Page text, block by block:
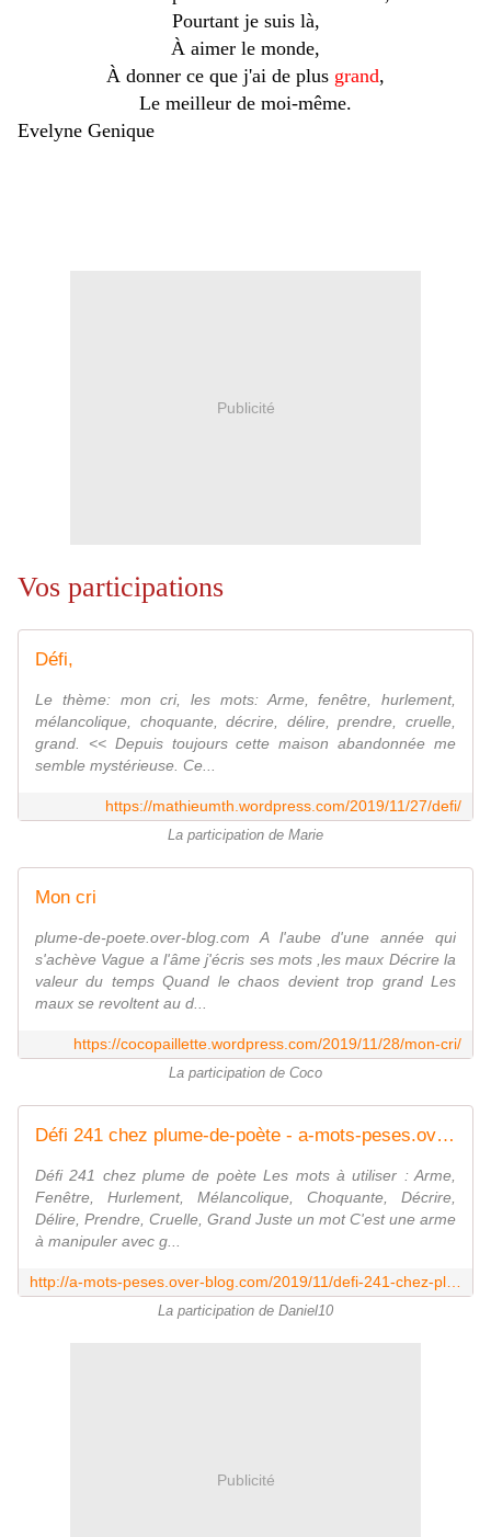
Pourtant je suis là,
À aimer le monde,
À donner ce que j'ai de plus grand,
Le meilleur de moi-même.
Evelyne Genique
Publicité
Vos participations
Défi,
Le thème: mon cri, les mots: Arme, fenêtre, hurlement,
mélancolique, choquante, décrire, délire, prendre, cruelle,
grand. << Depuis toujours cette maison abandonnée me
semble mystérieuse. Ce...
https://mathieumth.wordpress.com/2019/11/27/defi/
La participation de Marie
Mon cri
plume-de-poete.over-blog.com A l'aube d'une année qui
s'achève Vague a l'âme j'écris ses mots ,les maux Décrire la
valeur du temps Quand le chaos devient trop grand Les
maux se revoltent au d...
https://cocopaillette.wordpress.com/2019/11/28/mon-cri/
La participation de Coco
Défi 241 chez plume-de-poète - a-mots-peses.over-blog.com
Défi 241 chez plume de poète Les mots à utiliser : Arme,
Fenêtre, Hurlement, Mélancolique, Choquante, Décrire,
Délire, Prendre, Cruelle, Grand Juste un mot C'est une arme
à manipuler avec g...
La participation de Daniel10
Publicité